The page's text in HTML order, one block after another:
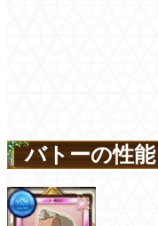
バトーの性能